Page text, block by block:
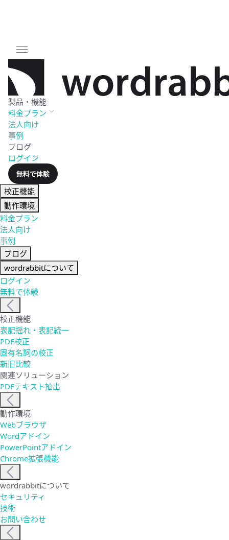
製品・機能
料金プラン
法人向け
事例
ブログ
ログイン
無料で体験
校正機能
動作環境
料金プラン
法人向け
事例
ブログ
wordrabbitについて
ログイン
無料で体験
校正機能
表記揺れ・表記統一
PDF校正
固有名詞の校正
新旧比較
関連ソリューション
PDFテキスト抽出
動作環境
Webブラウザ
Wordアドイン
PowerPointアドイン
Chrome拡張機能
wordrabbitについて
セキュリティ
技術
お問い合わせ